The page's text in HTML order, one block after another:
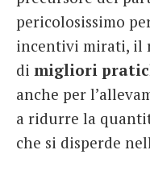
pericolosissimo
incentivi mirati, il
di migliori
anche per
a ridurre la
che si disperde